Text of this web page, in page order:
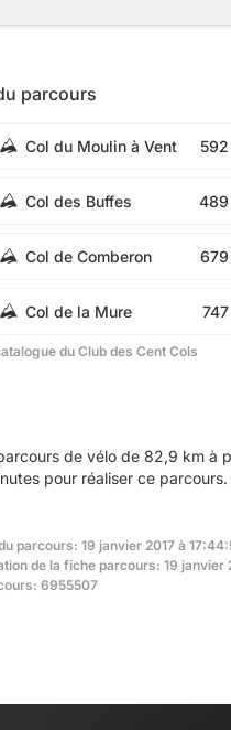
parcours
Col du Moulin à Vent
Col des Buffes 489
Col de Comberon
Col de la Mure
du Club des Cent Cols
de vélo de 82,9 km à
pour réaliser ce parcours.
parcours: 19 janvier 2017 à
de la fiche parcours: 19 janvier
6955507